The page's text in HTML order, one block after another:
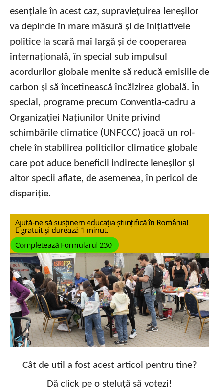
esențiale în acest caz, supraviețuirea leneșilor
va depinde în mare măsură și de inițiativele
politice la scară mai largă și de cooperarea
internațională, în special sub impulsul
acordurilor globale menite să reducă emisiile de
carbon și să încetinească încălzirea globală. În
special, programe precum Convenția-cadru a
Organizației Națiunilor Unite privind
schimbările climatice (UNFCCC) joacă un rol-
cheie în stabilirea politicilor climatice globale
care pot aduce beneficii indirecte leneșilor și
altor specii aflate, de asemenea, în pericol de
dispariție.
Cât de util a fost acest articol pentru tine?
Dă click pe o steluță să votezi!